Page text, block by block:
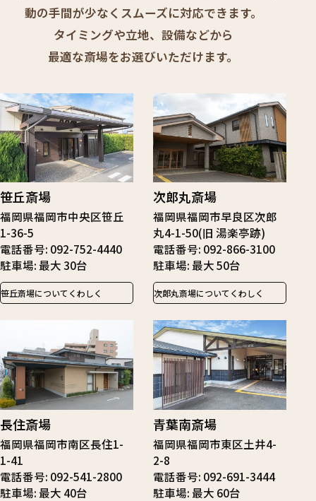
動の手間が少なくスムーズに対応できます。
タイミングや立地、設備などから
最適な斎場をお選びいただけます。
笹丘斎場
福岡県福岡市中央区笹丘
1-36-5
電話番号 092-752-4440
駐車場 最大 30台
笹丘斎場についてくわしく
次郎丸斎場
福岡県福岡市早良区次郎
丸4-1-50(旧 湯楽亭跡)
電話番号 092-866-3100
駐車場 最大 50台
次郎丸斎場についてくわしく
長住斎場
福岡県福岡市南区長住1-
1-41
電話番号 092-541-2800
駐車場 最大 40台
青葉南斎場
福岡県福岡市東区土井4-
2-8
電話番号 092-691-3444
駐車場 最大 60台